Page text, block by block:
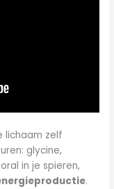
lichaam zelf
glycine,
in je spieren,
.